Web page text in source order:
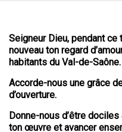
Seigneur Dieu, pendant
nouveau ton regard
habitants du Val-de-Saône.
Accorde-nous une grâce
d’ouverture.
Donne-nous d’être
ton œuvre et avancer